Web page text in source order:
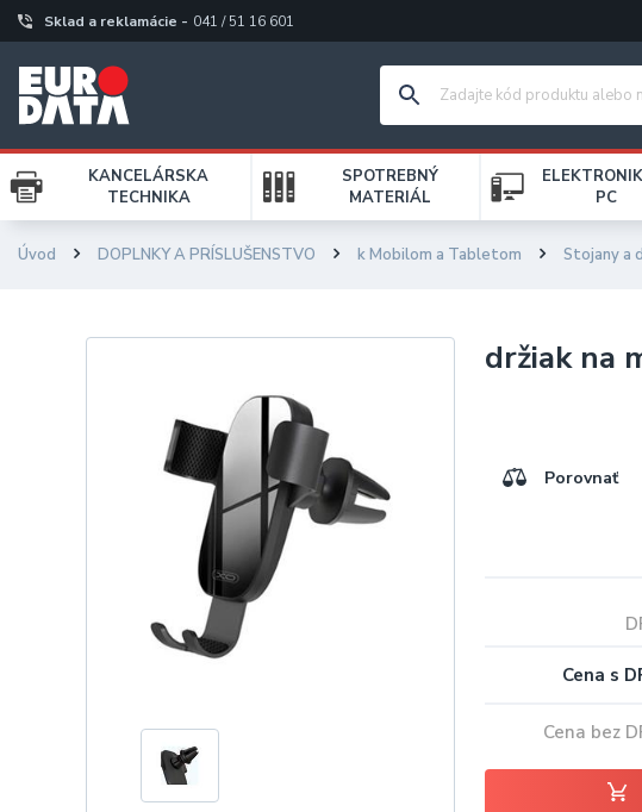
Sklad a reklamácie - 041 / 51 16 601
KANCELÁRSKA
TECHNIKA
SPOTREBNÝ
MATERIÁL
PC
Úvod DOPLNKY A PRÍSLUŠENSTVO k Mobilom a Tabletom Stojany a
držiak na
Porovnať
Cena s
Cena bez